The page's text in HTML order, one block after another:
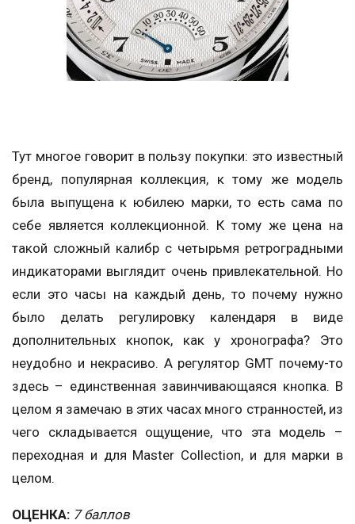
Тут многое говорит в пользу покупки: это известный
бренд, популярная коллекция, к тому же модель
была выпущена к юбилею марки, то есть сама по
себе является коллекционной. К тому же цена на
такой сложный калибр с четырьмя ретроградными
индикаторами выглядит очень привлекательной. Но
если это часы на каждый день, то почему нужно
было делать регулировку календаря в виде
дополнительных кнопок, как у хронографа? Это
неудобно и некрасиво. А регулятор GMT почему-то
здесь – единственная завинчивающаяся кнопка. В
целом я замечаю в этих часах много странностей, из
чего складывается ощущение, что эта модель –
переходная и для Master Collection, и для марки в
целом.
ОЦЕНКА: 7 баллов